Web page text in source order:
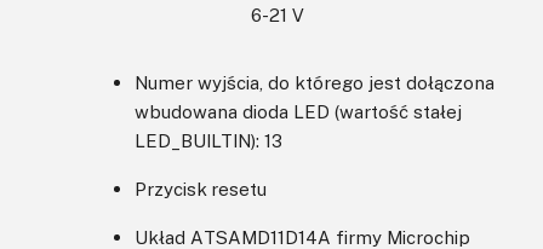
6-21 V
Numer wyjścia, do którego jest dołączona
wbudowana dioda LED (wartość stałej
LED_BUILTIN): 13
Przycisk resetu
Układ ATSAMD11D14A firmy Microchip